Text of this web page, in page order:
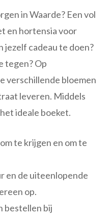
in Waarde? Een vol
en hortensia voor
jezelf cadeau te doen?
tegen? Op
verschillende bloemen
leveren. Middels
ideale boeket.
te krijgen en om te
en de uiteenlopende
op.
bestellen bij